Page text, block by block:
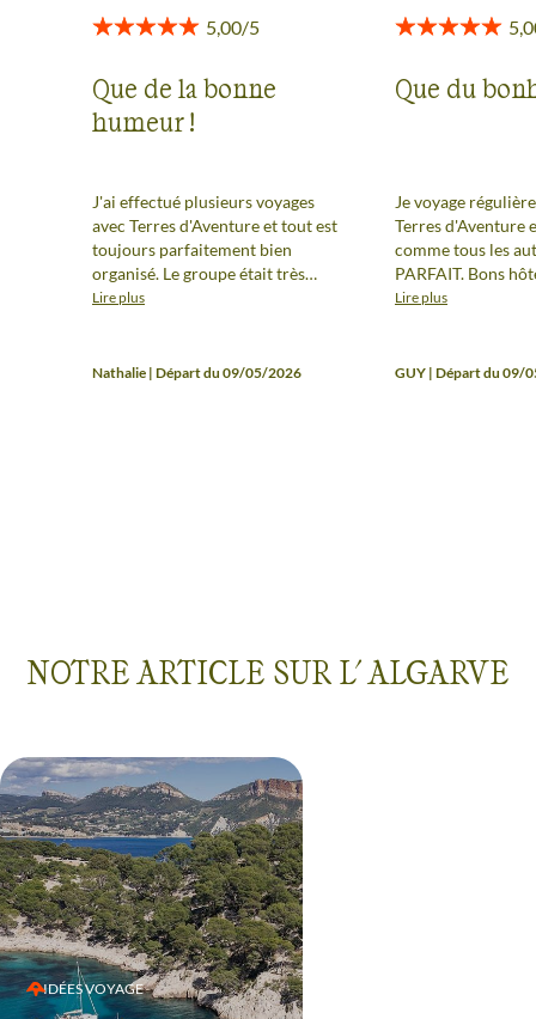
Que de la bonne
humeur !
J'ai effectué plusieurs voyages
avec Terres d'Aventure et tout est
toujours parfaitement bien
organisé. Le groupe était très
sympa et une mention spéciale
toujours disponible et attentif.
Lire plus
Nathalie | Départ du 09/05/2026
Que du
Je voyage
Terres d'Aventure
comme tous les
PARFAIT. Bons
repas, des
connaisseur du
Lire plus
GUY | Départ du 09/
NOTRE ARTICLE SUR L' ALGARVE
IDÉES VOYAGE